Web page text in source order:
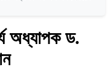
অধ্যাপক ড.